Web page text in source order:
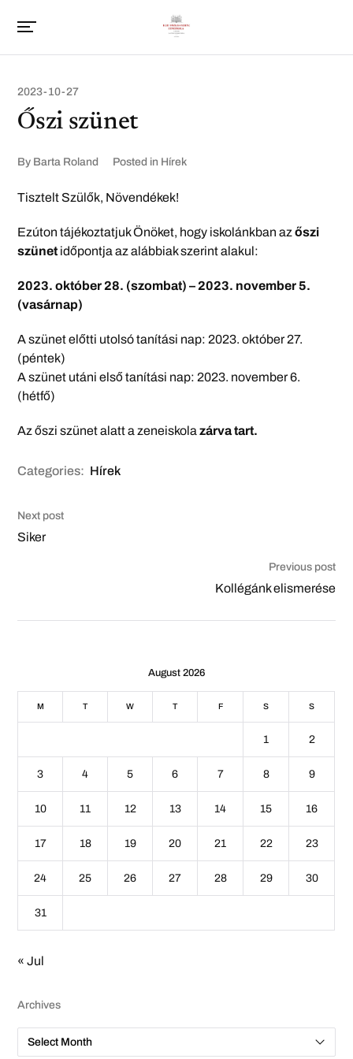
2023-10-27
Őszi szünet
By Barta Roland Posted in Hírek
Tisztelt Szülők, Növendékek!
Ezúton tájékoztatjuk Önöket, hogy iskolánkban azőszi
szünet időpontja az alábbiak szerint alakul:
2023. október 28. (szombat) – 2023. november 5.
(vasárnap)
A szünet előtti utolsó tanítási nap: 2023. október 27.
(péntek)
A szünet utáni első tanítási nap: 2023. november 6.
(hétfő)
Az őszi szünet alatt a zeneiskolazárva tart.
Categories: Hírek
Next post
Siker
Previous post
Kollégánk elismerése
August 2026
M T W T F S S
1 2
3 4 5 6 7 8 9
10 11 12 13 14 15 16
17 18 19 20 21 22 23
24 25 26 27 28 29 30
31
« Jul
Archives
A
c